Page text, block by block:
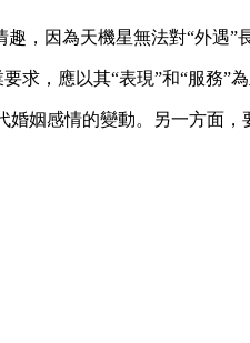
，因為天機星無法對“外遇
求，應以其“表現”和“服務”
姻感情的變動。另一方面